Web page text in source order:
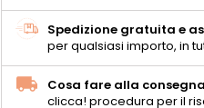
Spedizione gratuita e
per qualsiasi importo, in
Cosa fare alla
clicca! procedura per il